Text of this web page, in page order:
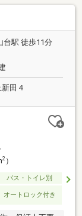
台駅 徒歩11分
田４
2）
バス・トイレ別
オートロック付き